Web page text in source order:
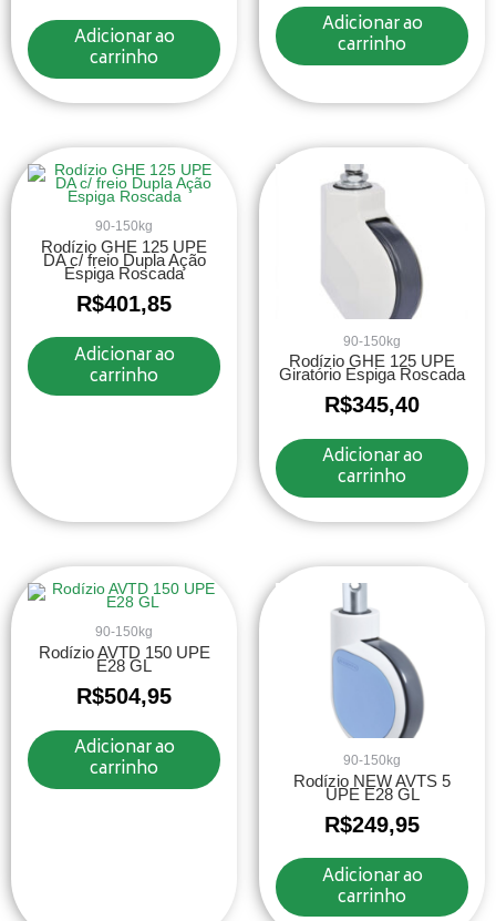
Adicionar ao
carrinho
Adicionar ao
carrinho
90-150kg
Rodízio GHE 125 UPE
DA c/ freio Dupla Ação
Espiga Roscada
R$401,85
Adicionar ao
carrinho
90-150kg
Rodízio GHE 125 UPE
Giratório Espiga Roscada
R$345,40
Adicionar ao
carrinho
90-150kg
Rodízio AVTD 150 UPE
E28 GL
R$504,95
Adicionar ao
carrinho 90-150kg
Rodízio NEW AVTS 5
UPE E28 GL
R$249,95
Adicionar ao
carrinho